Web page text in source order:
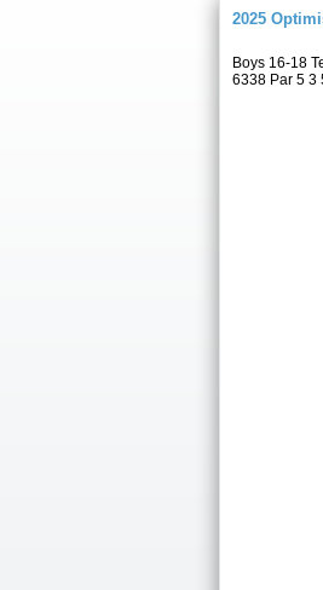
2025
Boys 16-18
6338 Par 5 3